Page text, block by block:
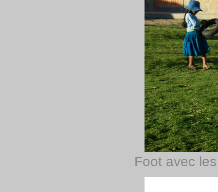
Foot avec